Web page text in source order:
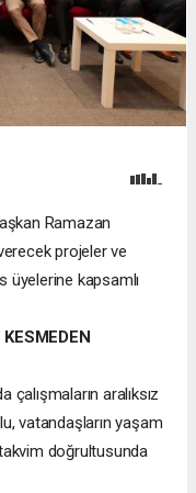
Ramazan
projeler ve
üyelerine kapsamlı
aralıksız
vatandaşların yaşam
doğrultusunda